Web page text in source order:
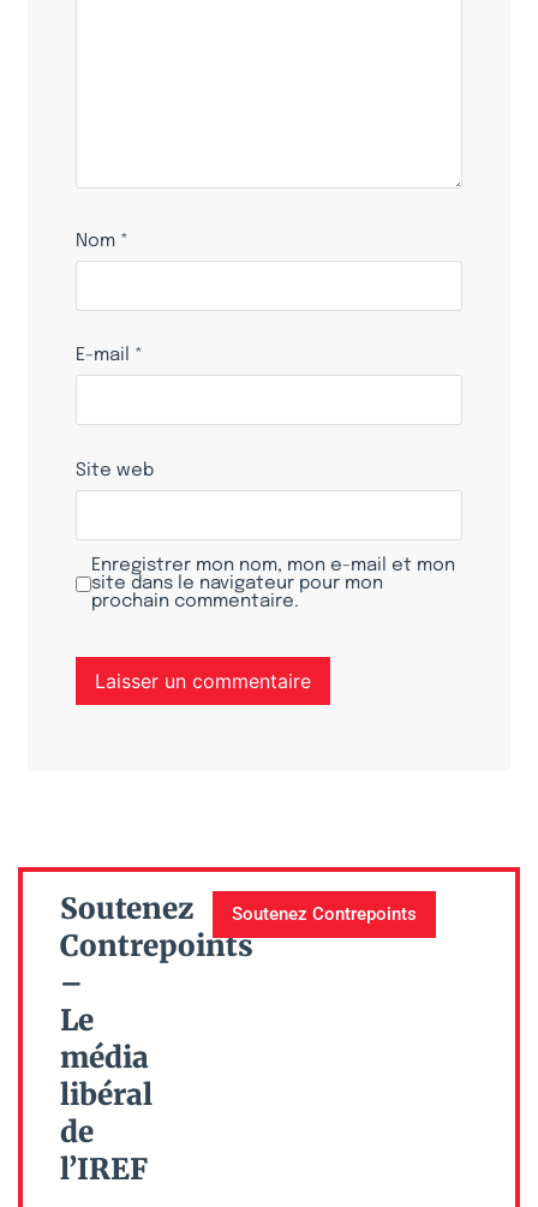
Nom *
E-mail *
Site web
Enregistrer mon nom, mon e-mail et mon
site dans le navigateur pour mon
prochain commentaire.
Soutenez
Contrepoints
–
Le
média
libéral
de
l’IREF
Soutenez Contrepoints